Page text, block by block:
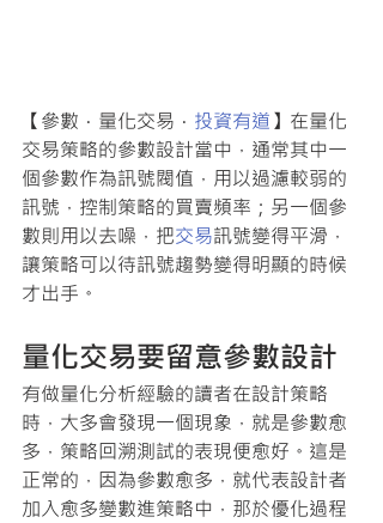
【參數．量化交易． 投資有道】在量化
交易策略的參數設計當中，通常其中一
個參數作為訊號閥值，用以過濾較弱的
訊號，控制策略的買賣頻率；另一個參
數則用以去噪，把交易訊號變得平滑，
讓策略可以待訊號趨勢變得明顯的時候
才出手。
量化交易要留意參數設計
有做量化分析經驗的讀者在設計策略
時，大多會發現一個現象，就是參數愈
多，策略回溯測試的表現便愈好。這是
正常的，因為參數愈多，就代表設計者
加入愈多變數進策略中，那於優化過程